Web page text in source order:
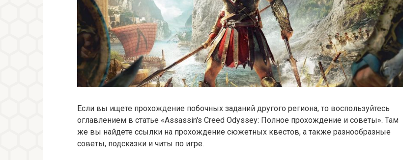
Если вы ищете прохождение побочных заданий другого региона, то воспользуйтесь
оглавлением в статье «Assassin's Creed Odyssey: Полное прохождение и советы». Там
же вы найдете ссылки на прохождение сюжетных квестов, а также разнообразные
советы, подсказки и читы по игре.